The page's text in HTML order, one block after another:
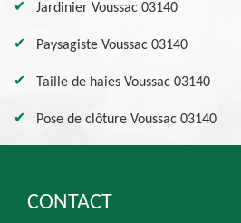
Jardinier Voussac 03140
Paysagiste Voussac 03140
Taille de haies Voussac 03140
Pose de clôture Voussac 03140
CONTACT